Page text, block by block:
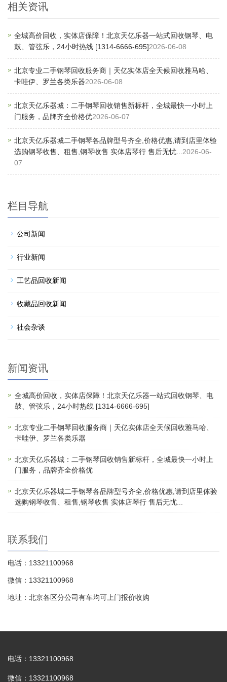
相关资讯
全城高价回收，实体店保障！北京天亿乐器一站式回收钢琴、电
鼓、管弦乐，24小时热线 [1314-6666-695]2026-06-08
北京专业二手钢琴回收服务商｜天亿实体店全天候回收雅马哈、
卡哇伊、罗兰各类乐器2026-06-08
北京天亿乐器城：二手钢琴回收销售新标杆，全城最快一小时上
门服务，品牌齐全价格优2026-06-07
北京天亿乐器城二手钢琴各品牌型号齐全,价格优惠,请到店里体验
选购钢琴收售、租售,钢琴收售 实体店琴行 售后无忧... 2026-06-
07
栏目导航
公司新闻
行业新闻
工艺品回收新闻
收藏品回收新闻
社会杂谈
新闻资讯
全城高价回收，实体店保障！北京天亿乐器一站式回收钢琴、电
鼓、管弦乐，24小时热线 [1314-6666-695]
北京专业二手钢琴回收服务商｜天亿实体店全天候回收雅马哈、
卡哇伊、罗兰各类乐器
北京天亿乐器城：二手钢琴回收销售新标杆，全城最快一小时上
门服务，品牌齐全价格优
北京天亿乐器城二手钢琴各品牌型号齐全,价格优惠,请到店里体验
选购钢琴收售、租售,钢琴收售 实体店琴行 售后无忧...
联系我们
电话：13321100968
微信：13321100968
地址：北京各区分公司有车均可上门报价收购
电话：13321100968
微信：13321100968